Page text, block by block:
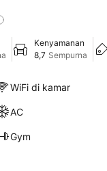
Kenyamanan
8,7 Sempurna
WiFi di kamar
AC
Gym